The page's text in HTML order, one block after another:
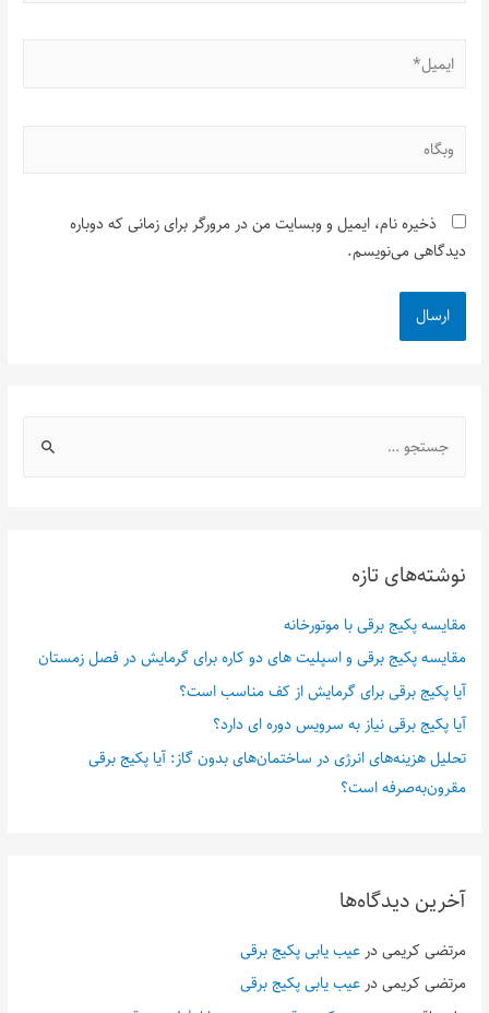
ذخیره نام، ایمیل و وبسایت من در مرورگر برای زمانی که دوباره
دیدگاهی می‌نویسم.
نوشته‌های تازه
مقایسه پکیج برقی با موتورخانه
مقایسه پکیج برقی و اسپلیت های دو کاره برای گرمایش در فصل زمستان
آیا پکیج برقی برای گرمایش از کف مناسب است؟
آیا پکیج برقی نیاز به سرویس دوره ای دارد؟
تحلیل هزینه‌های انرژی در ساختمان‌های بدون گاز: آیا پکیج برقی
مقرون‌به‌صرفه است؟
آخرین دیدگاه‌ها
مرتضی کریمیدرعیب یابی پکیج برقی
مرتضی کریمیدرعیب یابی پکیج برقی